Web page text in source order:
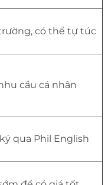
có thể tự túc
cầu cá nhân
qua Phil English